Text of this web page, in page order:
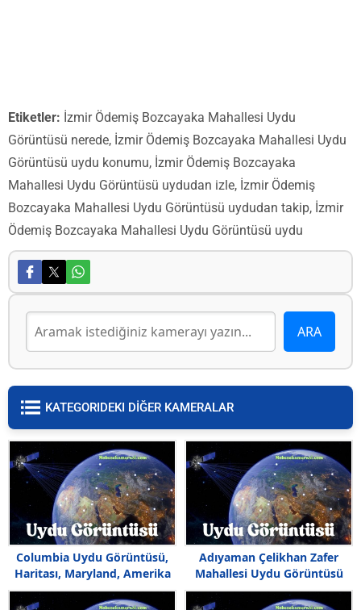
Etiketler: İzmir Ödemiş Bozcayaka Mahallesi Uydu
Görüntüsü nerede, İzmir Ödemiş Bozcayaka Mahallesi Uydu
Görüntüsü uydu konumu, İzmir Ödemiş Bozcayaka
Mahallesi Uydu Görüntüsü uydudan izle, İzmir Ödemiş
Bozcayaka Mahallesi Uydu Görüntüsü uydudan takip, İzmir
Ödemiş Bozcayaka Mahallesi Uydu Görüntüsü uydu
KATEGORIDEKI DİĞER KAMERALAR
Columbia Uydu Görüntüsü,
Haritası, Maryland, Amerika
Adıyaman Çelikhan Zafer
Mahallesi Uydu Görüntüsü
Haritası